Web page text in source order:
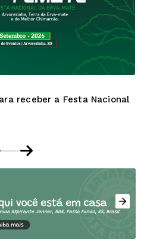
receber a Festa Nacional